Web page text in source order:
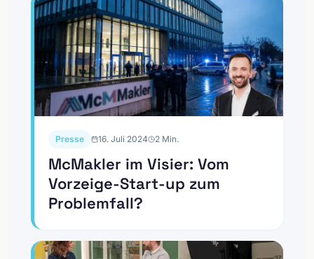
Presse 16. Juli 2024 2 Min.
McMakler im Visier: Vom
Vorzeige-Start-up zum
Problemfall?